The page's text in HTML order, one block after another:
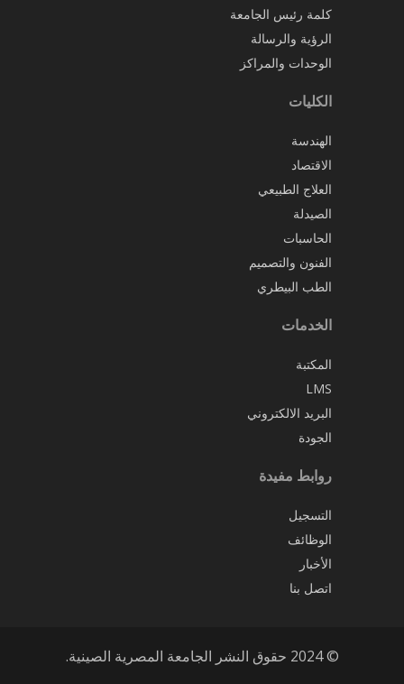
كلمة رئيس الجامعة
الرؤية والرسالة
الوحدات والمراكز
الكليات
الهندسة
الاقتصاد
العلاج الطبيعي
الصيدلة
الحاسبات
الفنون والتصميم
الطب البيطري
الخدمات
المكتبة
LMS
البريد الالكتروني
الجودة
روابط مفيدة
التسجيل
الوظائف
الأخبار
اتصل بنا
© 2024 حقوق النشر الجامعة المصرية الصينية.